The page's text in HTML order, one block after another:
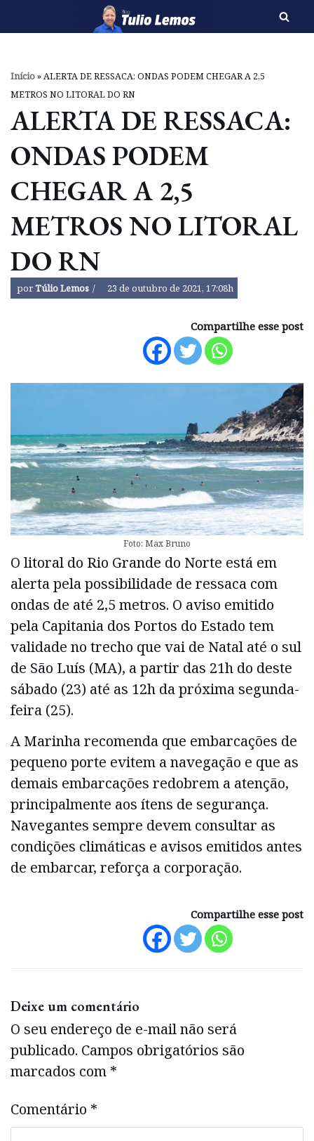
o
conteúdo
Início»ALERTA DE RESSACA: ONDAS PODEM CHEGAR A 2,5
METROS NO LITORAL DO RN
ALERTA DE RESSACA:
ONDAS PODEM
CHEGAR A 2,5
METROS NO LITORAL
DO RN
porTúlio Lemos 23 de outubro de 2021, 17:08h
Compartilhe esse post
Foto: Max Bruno
O litoral do Rio Grande do Norte está em
alerta pela possibilidade de ressaca com
ondas de até 2,5 metros. O aviso emitido
pela Capitania dos Portos do Estado tem
validade no trecho que vai de Natal até o sul
de São Luís (MA), a partir das 21h do deste
sábado (23) até as 12h da próxima segunda-
feira (25).
A Marinha recomenda que embarcações de
pequeno porte evitem a navegação e que as
demais embarcações redobrem a atenção,
principalmente aos ítens de segurança.
Navegantes sempre devem consultar as
condições climáticas e avisos emitidos antes
de embarcar, reforça a corporação.
Compartilhe esse post
Deixe um comentário
O seu endereço de e-mail não será
publicado. Campos obrigatórios são
marcados com *
Comentário *